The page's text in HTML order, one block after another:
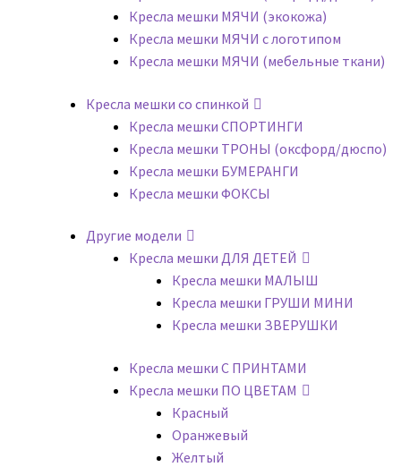
Кресла мешки МЯЧИ (экокожа)
Кресла мешки МЯЧИ с логотипом
Кресла мешки МЯЧИ (мебельные ткани)
Кресла мешки со спинкой
Кресла мешки СПОРТИНГИ
Кресла мешки ТРОНЫ (оксфорд/дюспо)
Кресла мешки БУМЕРАНГИ
Кресла мешки ФОКСЫ
Другие модели
Кресла мешки ДЛЯ ДЕТЕЙ
Кресла мешки МАЛЫШ
Кресла мешки ГРУШИ МИНИ
Кресла мешки ЗВЕРУШКИ
Кресла мешки С ПРИНТАМИ
Кресла мешки ПО ЦВЕТАМ
Красный
Оранжевый
Желтый